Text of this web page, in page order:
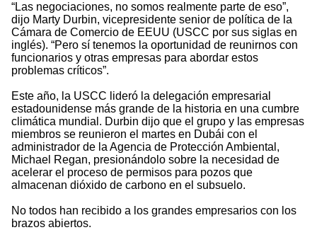
“Las negociaciones, no somos realmente parte de eso”,
dijo Marty Durbin, vicepresidente senior de política de la
Cámara de Comercio de EEUU (USCC por sus siglas en
inglés). “Pero sí tenemos la oportunidad de reunirnos con
funcionarios y otras empresas para abordar estos
problemas críticos”.
Este año, la USCC lideró la delegación empresarial
estadounidense más grande de la historia en una cumbre
climática mundial. Durbin dijo que el grupo y las empresas
miembros se reunieron el martes en Dubái con el
administrador de la Agencia de Protección Ambiental,
Michael Regan, presionándolo sobre la necesidad de
acelerar el proceso de permisos para pozos que
almacenan dióxido de carbono en el subsuelo.
No todos han recibido a los grandes empresarios con los
brazos abiertos.